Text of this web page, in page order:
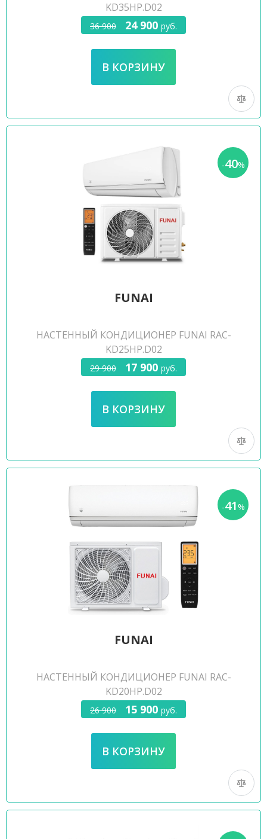
KD35HP.D02
36 900 24 900 руб.
-40%
FUNAI
НАСТЕННЫЙ КОНДИЦИОНЕР FUNAI RAC-
KD25HP.D02
29 900 17 900 руб.
-41%
FUNAI
НАСТЕННЫЙ КОНДИЦИОНЕР FUNAI RAC-
KD20HP.D02
26 900 15 900 руб.